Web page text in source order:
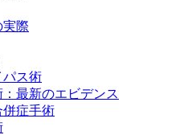
実際
パス術
最新のエビデンス
併症手術